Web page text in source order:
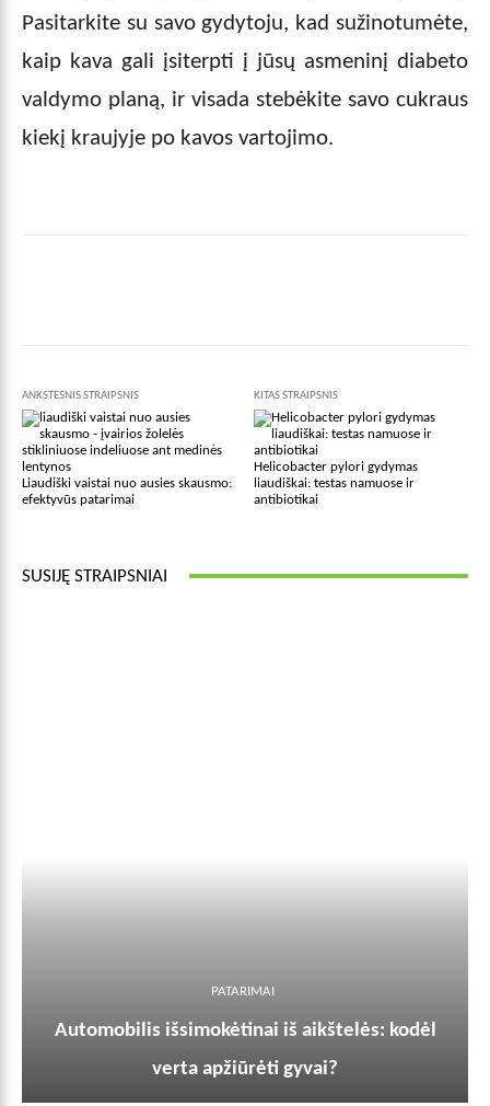
Pasitarkite su savo gydytoju, kad sužinotumėte,
kaip kava gali įsiterpti į jūsų asmeninį diabeto
valdymo planą, ir visada stebėkite savo cukraus
kiekį kraujyje po kavos vartojimo.
ANKSTESNIS STRAIPSNIS
Liaudiški vaistai nuo ausies skausmo:
efektyvūs patarimai
KITAS STRAIPSNIS
Helicobacter pylori gydymas
liaudiškai: testas namuose ir
antibiotikai
SUSIJĘ STRAIPSNIAI
PATARIMAI
Automobilis išsimokėtinai iš aikštelės: kodėl
verta apžiūrėti gyvai?